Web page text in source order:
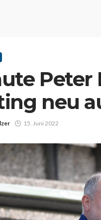
Peter
neu
15. Juni 2022